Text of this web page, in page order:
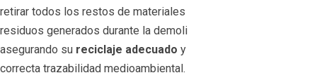
retirar todos los restos de materiales y
residuos generados durante la demolición,
asegurando su reciclaje adecuado y una
correcta trazabilidad medioambiental.